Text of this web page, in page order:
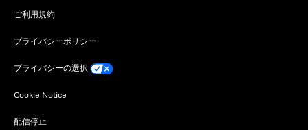
ご利用規約
プライバシーポリシー
プライバシーの選択
Cookie Notice
配信停止